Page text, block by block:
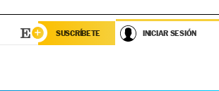
SUSCRÍBETE INICIAR SESIÓN